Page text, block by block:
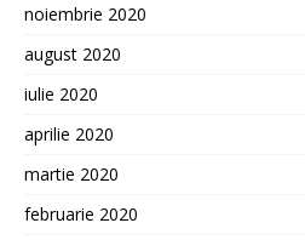
noiembrie 2020
august 2020
iulie 2020
aprilie 2020
martie 2020
februarie 2020